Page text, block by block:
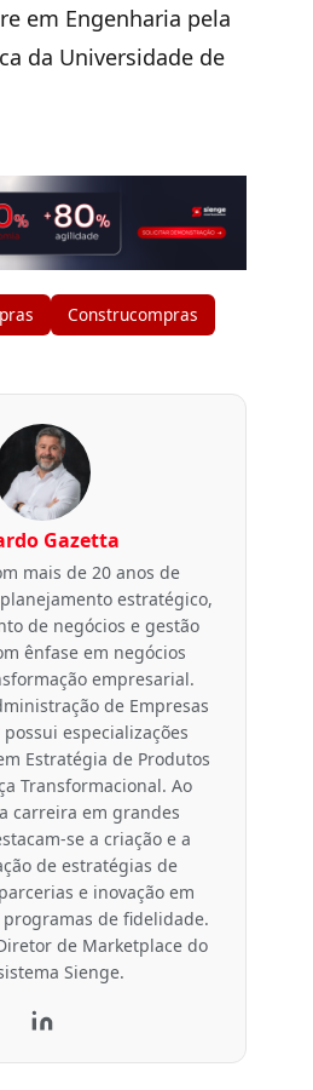
em Engenharia pela
da Universidade de
Construcompras
Gazetta
mais de 20 anos de
estratégico,
de negócios e gestão
ênfase em negócios
empresarial.
de Empresas
especializações
Estratégia de Produtos
Transformacional. Ao
carreira em grandes
se a criação e a
de estratégias de
e inovação em
de fidelidade.
de Marketplace do
Sienge.